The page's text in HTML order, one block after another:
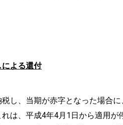
よる還付
し、当期が赤字となった場合
は、平成4年4月1日から適用